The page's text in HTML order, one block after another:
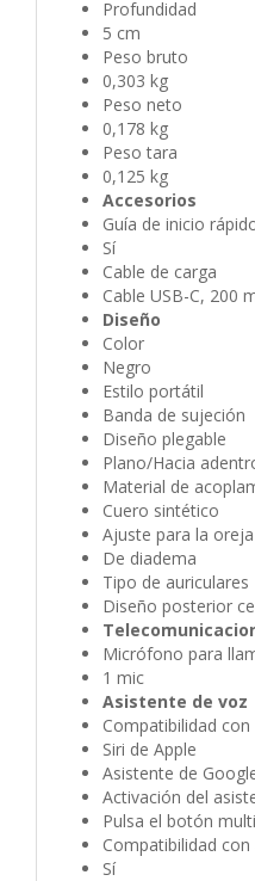
Profundidad
5 cm
Peso bruto
0,303 kg
Peso neto
0,178 kg
Peso tara
0,125 kg
Accesorios
Guía de inicio
Sí
Cable de carga
Cable USB-C, 200
Diseño
Color
Negro
Estilo portátil
Banda de sujeción
Diseño plegable
Plano/Hacia
Material de
Cuero sintético
Ajuste para la oreja
De diadema
Tipo de auriculares
Diseño posterior
Micrófono para
1 mic
Asistente de voz
Compatibilidad
Siri de Apple
Asistente de
Activación del
Pulsa el botón
Compatibilidad
Sí